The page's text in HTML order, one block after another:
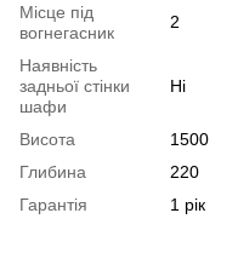
Місце під
вогнегасник
2
Наявність
задньої стінки
шафи
Ні
Висота
1500
Глибина
220
Гарантія
1 рік